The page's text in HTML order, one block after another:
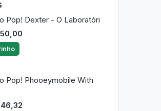
Pop! Dexter - O Laboratóri
Pop! Phooeymobile With